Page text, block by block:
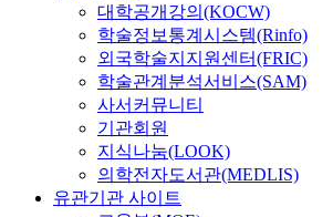
대학공개강의(KOCW)
학술정보통계시스템(Rinfo)
외국학술지지원센터(FRIC)
학술관계분석서비스(SAM)
사서커뮤니티
기관회원
지식나눔(LOOK)
의학전자도서관(MEDLIS)
유관기관 사이트